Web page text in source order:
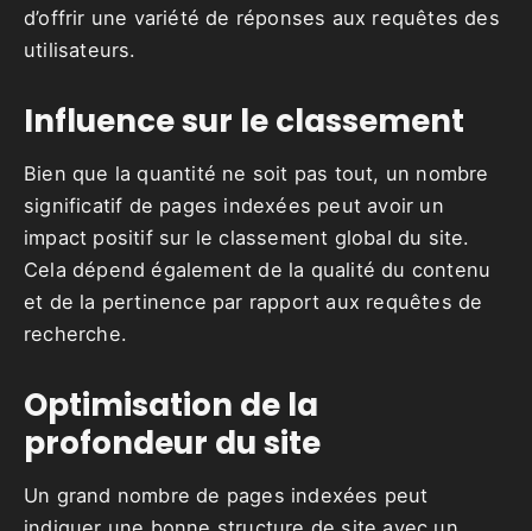
d’offrir une variété de réponses aux requêtes des
utilisateurs.
Influence sur le classement
Bien que la quantité ne soit pas tout, un nombre
significatif de pages indexées peut avoir un
impact positif sur le classement global du site.
Cela dépend également de la qualité du contenu
et de la pertinence par rapport aux requêtes de
recherche.
Optimisation de la
profondeur du site
Un grand nombre de pages indexées peut